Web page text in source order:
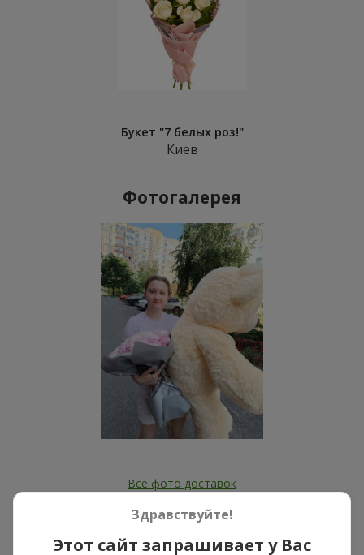
Букет "7 белых роз!"
Киев
Фотогалерея
Все фото доставок
Заказать этот товар
Здравствуйте!
Этот сайт запрашивает у Вас